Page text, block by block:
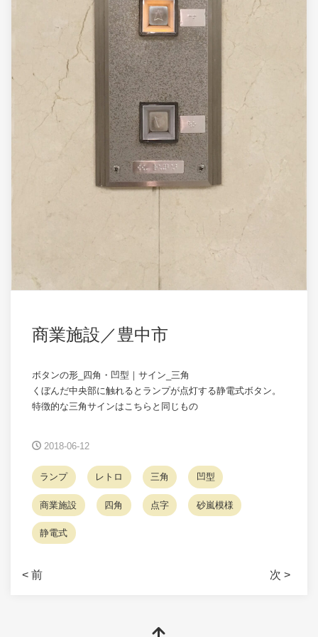
商業施設／豊中市
ボタンの形_四角・凹型｜サイン_三角
くぼんだ中央部に触れるとランプが点灯する静電式ボタン。
特徴的な三角サインはこちらと同じもの
2018-06-12
ランプ レトロ 三角 凹型
商業施設 四角 点字 砂嵐模様
静電式
< 前 次 >